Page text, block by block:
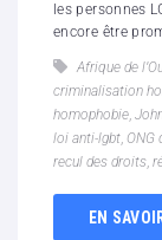
les personnes
encore être
Afrique de
criminalisation
homophobie,
loi anti-lgbt, ONG
recul des droits,
EN